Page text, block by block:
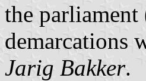
the
demarcations
Jarig Bakker.